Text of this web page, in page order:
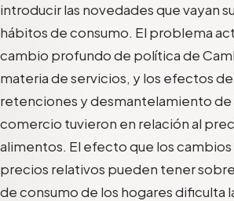
introducir las novedades que vayan
hábitos de consumo. El problema
cambio profundo de política de
materia de servicios, y los efectos
retenciones y desmantelamiento de
comercio tuvieron en relación al
alimentos. El efecto que los
precios relativos pueden tener
de consumo de los hogares dificulta